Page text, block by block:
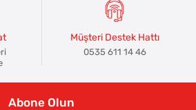
Müşteri Destek Hattı
0535 611 14 46
Abone Olun